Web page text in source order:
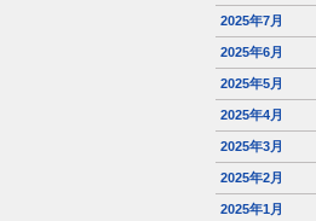
2025年7月
2025年6月
2025年5月
2025年4月
2025年3月
2025年2月
2025年1月